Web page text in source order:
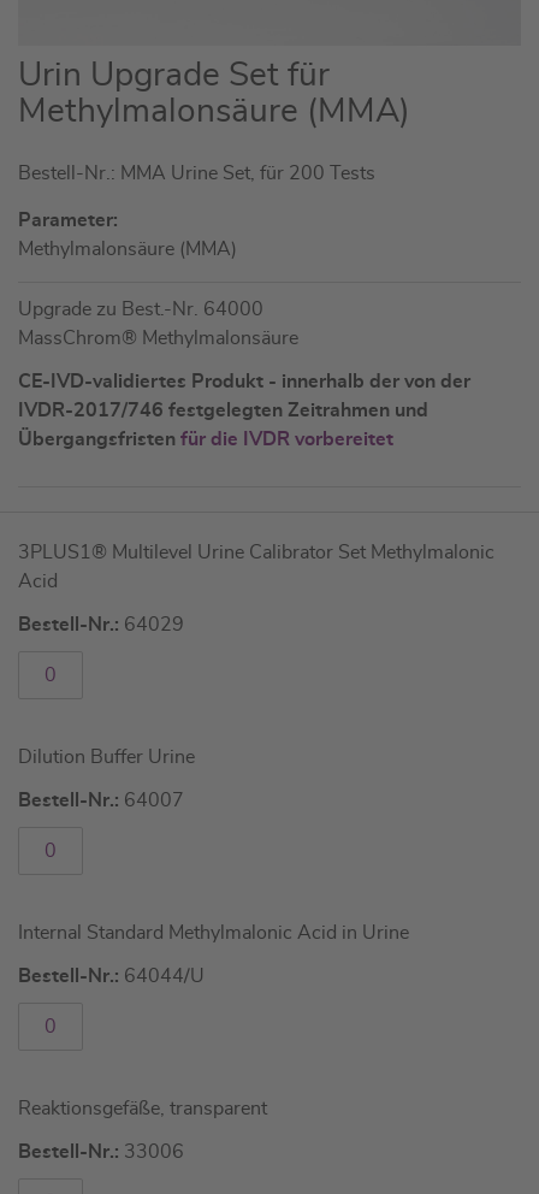
Zum
Anfang
der
springen
Urin Upgrade Set für
Methylmalonsäure (MMA)
Bestell-Nr.: MMA Urine Set, für 200 Tests
Parameter:
Methylmalonsäure (MMA)
Upgrade zu Best.-Nr. 64000
MassChrom® Methylmalonsäure
CE-IVD-validiertes Produkt - innerhalb der von der
IVDR-2017/746 festgelegten Zeitrahmen und
Übergangsfristen für die IVDR vorbereitet
für
gruppiertes
Produkt
3PLUS1® Multilevel Urine Calibrator Set Methylmalonic
Acid
Bestell-Nr.: 64029
Dilution Buffer Urine
Bestell-Nr.: 64007
Internal Standard Methylmalonic Acid in Urine
Bestell-Nr.: 64044/U
Reaktionsgefäße, transparent
Bestell-Nr.: 33006